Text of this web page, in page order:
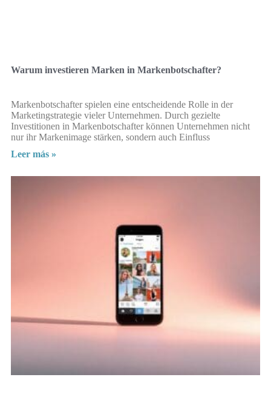
Warum investieren Marken in Markenbotschafter?
Markenbotschafter spielen eine entscheidende Rolle in der
Marketingstrategie vieler Unternehmen. Durch gezielte
Investitionen in Markenbotschafter können Unternehmen nicht
nur ihr Markenimage stärken, sondern auch Einfluss
Leer más »